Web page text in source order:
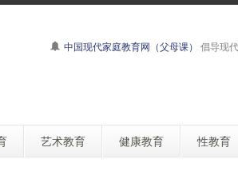
中国现代家庭教育网（父母课） 倡导现
艺术教育 健康教育 性教育